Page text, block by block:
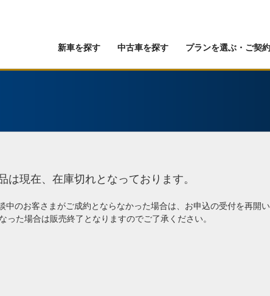
新車を探す 中古車を探す プランを選ぶ・ご契約
は現在、在庫切れとなっております。
中のお客さまがご成約とならなかった場合は、お申込の受付を再開い
った場合は販売終了となりますのでご了承ください。